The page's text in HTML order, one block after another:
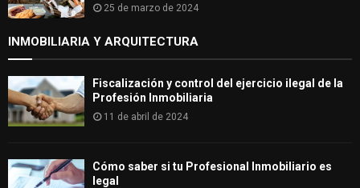
25 de marzo de 2024
INMOBILIARIA Y ARQUITECTURA
Fiscalización y control del ejercicio ilegal de la
Profesión Inmobiliaria
11 de abril de 2024
Cómo saber si tu Profesional Inmobiliario es
legal